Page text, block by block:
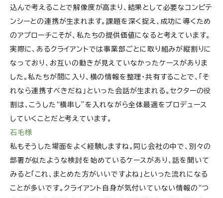
込んで考えることで解像度が高まり、結果として必要なコンピテ
ンシーとの連携が生まれます。課題を深く捉え、成功に導くため
のアプローチこそが、私たちの提供価値になると考えています。
実際に、あるクライアントでは事業部ごとに取り組みが縦割りに
なっており、お互いの動きが見えていなかったケースがありま
した。私たちが間に入り、横の情報を整理・共有することで、「そ
れなら連携すべきだね」といった会話が生まれる。セクターの役
割は、こうした“横串し”を入れながら全体最適をプロデュース
していくことだと考えています。
石毛様
私もそうした場面をよく経験しますね。同じ会社の中で、別々の
部署が似たような検討を始めているケースがあり、話を聞いて
みると「これ、まとめた方がいいですよね」といった流れになる
ことが多いです。クライアント自身が気付いていない情報の“つ